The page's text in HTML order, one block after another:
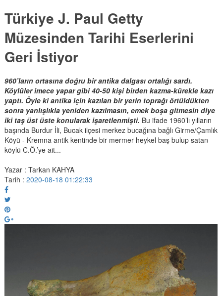
Türkiye J. Paul Getty
Müzesinden Tarihi Eserlerini
Geri İstiyor
960’ların ortasına doğru bir antika dalgası ortalığı sardı.
Köylüler imece yapar gibi 40-50 kişi birden kazma-kürekle kazı
yaptı. Öyle ki antika için kazılan bir yerin toprağı örtüldükten
sonra yanlışlıkla yeniden kazılmasın, emek boşa gitmesin diye
iki taş üst üste konularak işaretlenmişti. Bu ifade 1960’lı yılların
başında Burdur İli, Bucak ilçesi merkez bucağına bağlı Girme/Çamlık
Köyü - Kremna antik kentinde bir mermer heykel baş bulup satan
köylü C.Ö.’ye ait...
Yazar : Tarkan KAHYA
Tarih : 2020-08-18 01:22:33